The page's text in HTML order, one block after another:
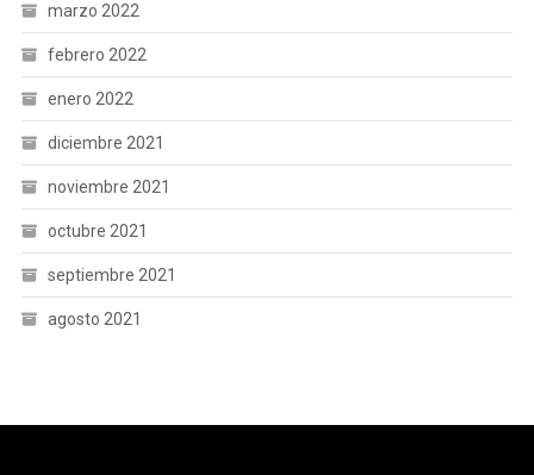
marzo 2022
febrero 2022
enero 2022
diciembre 2021
noviembre 2021
octubre 2021
septiembre 2021
agosto 2021